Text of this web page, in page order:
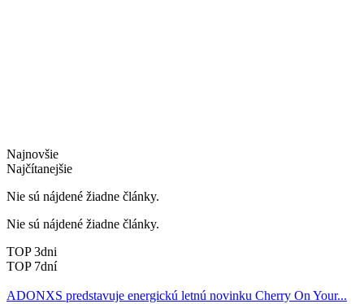
Najnovšie
Najčítanejšie
Nie sú nájdené žiadne články.
Nie sú nájdené žiadne články.
TOP 3dni
TOP 7dní
ADONXS predstavuje energickú letnú novinku Cherry On Your...